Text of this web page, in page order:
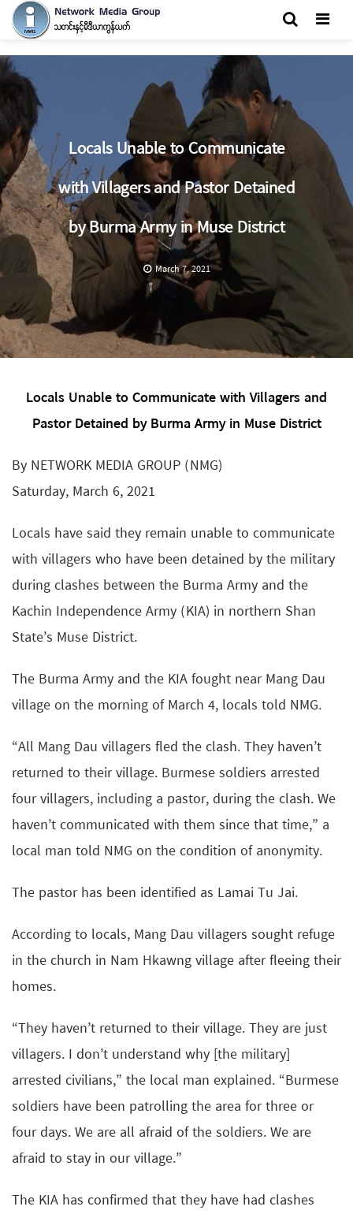
Locals Unable to Communicate
with Villagers and Pastor Detained
by Burma Army in Muse District
March 7, 2021
Locals Unable to Communicate with Villagers and
Pastor Detained by Burma Army in Muse District
By NETWORK MEDIA GROUP (NMG)
Saturday, March 6, 2021
Locals have said they remain unable to communicate
with villagers who have been detained by the military
during clashes between the Burma Army and the
Kachin Independence Army (KIA) in northern Shan
State’s Muse District.
The Burma Army and the KIA fought near Mang Dau
village on the morning of March 4, locals told NMG.
“All Mang Dau villagers fled the clash. They haven’t
returned to their village. Burmese soldiers arrested
four villagers, including a pastor, during the clash. We
haven’t communicated with them since that time,” a
local man told NMG on the condition of anonymity.
The pastor has been identified as Lamai Tu Jai.
According to locals, Mang Dau villagers sought refuge
in the church in Nam Hkawng village after fleeing their
homes.
“They haven’t returned to their village. They are just
villagers. I don’t understand why [the military]
arrested civilians,” the local man explained. “Burmese
soldiers have been patrolling the area for three or
four days. We are all afraid of the soldiers. We are
afraid to stay in our village.”
The KIA has confirmed that they have had clashes